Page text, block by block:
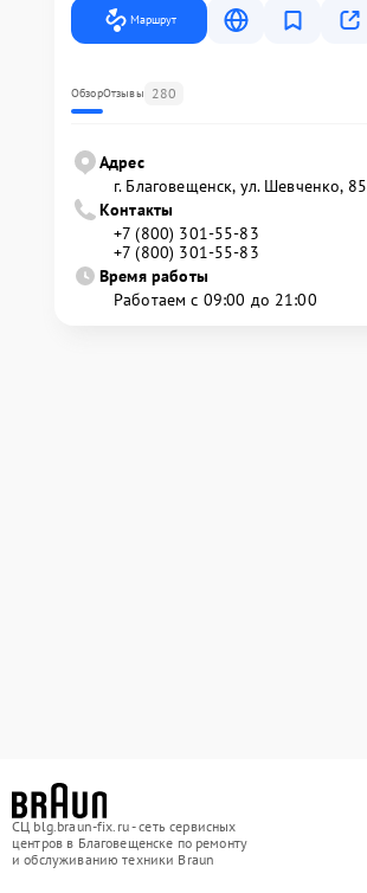
Маршрут
ОбзорОтзывы 280
Адрес
г. Благовещенск, ул. Шевченко, 85
Контакты
+7 (800) 301-55-83
+7 (800) 301-55-83
Время работы
Работаем с 09:00 до 21:00
СЦ blg.braun-fix.ru - сеть сервисных
центров в Благовещенске по ремонту
и обслуживанию техники Braun